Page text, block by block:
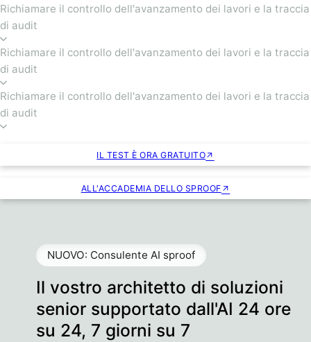
Richiamare il controllo dell'avanzamento dei lavori e la traccia
di audit
Richiamare il controllo dell'avanzamento dei lavori e la traccia
di audit
Richiamare il controllo dell'avanzamento dei lavori e la traccia
di audit
IL TEST È ORA GRATUITO
ALL'ACCADEMIA DELLO SPROOF
NUOVO: Consulente AI sproof
Il vostro architetto di soluzioni
senior supportato dall'AI 24 ore
su 24, 7 giorni su 7